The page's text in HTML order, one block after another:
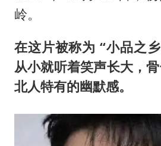
多地银行
手机真会“
岭。
在这片被称为 “小品之
从小就听着笑声长大，
北人特有的幽默感。